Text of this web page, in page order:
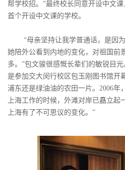
帮学校招。”最终校长同意开设中文
首个开设中文课的学校。
“母亲坚持让我学普通话，是因
她陪外公看到内地的变化，对祖国前
多。”包文骏很感慨长辈们的敏锐目光
是参加交大闵行校区包玉刚图书馆开
浦东还是绿油油的农田一片。2006年
上海工作的时候，外滩对岸已矗立起
上海有了不可思议的变化。”